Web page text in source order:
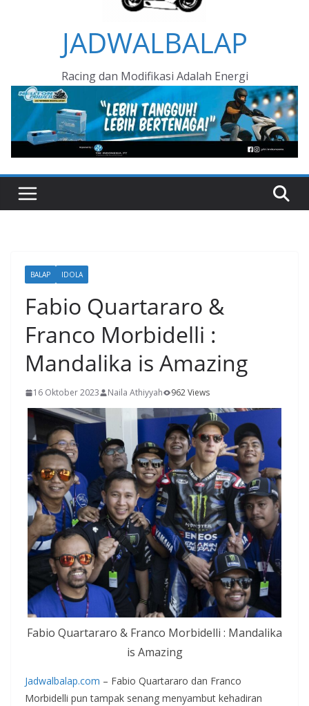
JADWALBALAP
Racing dan Modifikasi Adalah Energi
BALAP IDOLA
Fabio Quartararo &
Franco Morbidelli :
Mandalika is Amazing
16 Oktober 2023 Naila Athiyyah 962 Views
Fabio Quartararo & Franco Morbidelli : Mandalika
is Amazing
Jadwalbalap.com – Fabio Quartararo dan Franco
Morbidelli pun tampak senang menyambut kehadiran